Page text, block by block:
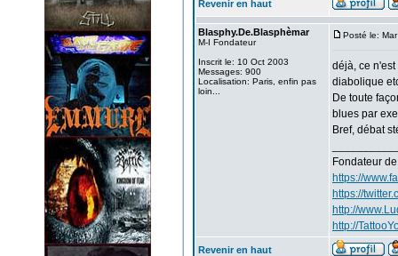
Revenir en haut
Blasphy.De.Blasphèmar
M-I Fondateur
Inscrit le: 10 Oct 2003
Messages: 900
Localisation: Paris, enfin pas
loin...
Posté le:
déjà, ce
diabolique
De toute
blues par
Bref, débat
Fondateur
https://
https://
http://
http://
Revenir en haut